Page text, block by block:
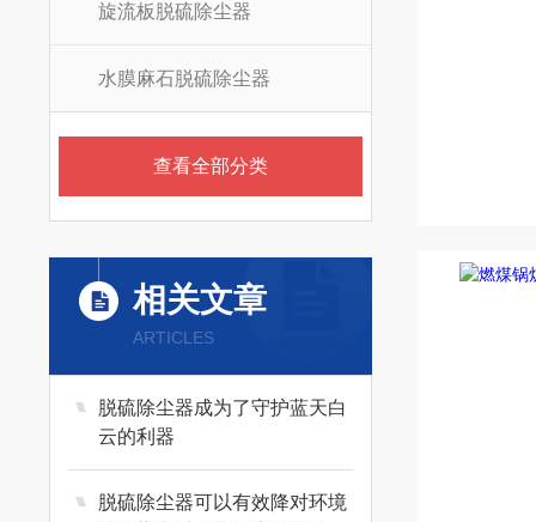
旋流板脱硫除尘器
水膜麻石脱硫除尘器
查看全部分类
相关文章
ARTICLES
脱硫除尘器成为了守护蓝天白
云的利器
脱硫除尘器可以有效降对环境